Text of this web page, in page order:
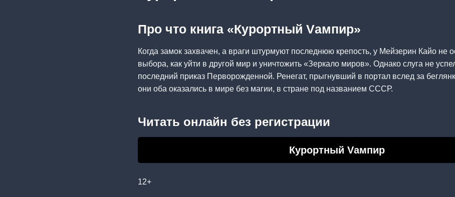
Про что книга «Курортный Vампир»
Когда замок захвачен, а враги штурмуют последнюю крепость, у Мейзерин Кайо не
выбора, как уйти в другой мир и уничтожить «Зеркало миров». Однако слуга не
последний приказ Перворожденной. Ренегат, прыгнувший в портал вслед за
они оба оказались в мире без магии, в стране под названием СССР.
Читать онлайн без регистрации
Курортный Vампир
12+